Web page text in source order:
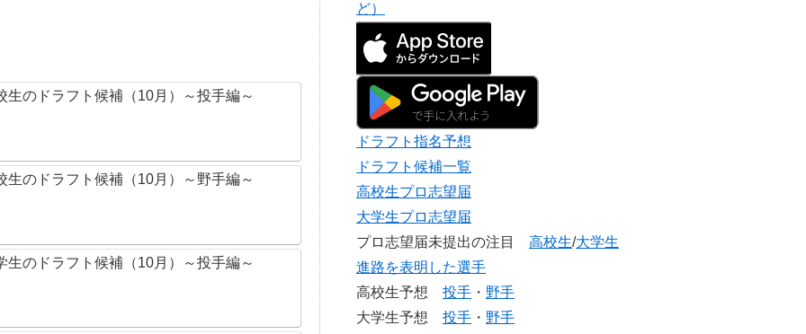
生のドラフト候補（10月）～投手編～
生のドラフト候補（10月）～野手編～
生のドラフト候補（10月）～投手編～
ど）
ドラフト指名予想
ドラフト候補一覧
高校生プロ志望届
大学生プロ志望届
プロ志望届未提出の注目 高校生/大学生
進路を表明した選手
高校生予想 投手 ・ 野手
大学生予想 投手 ・ 野手